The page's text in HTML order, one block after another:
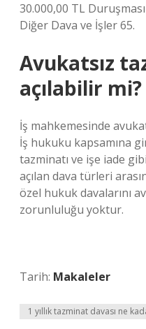
30.000,00 TL
Diğer Dava ve İşler 65.
Avukatsız
açılabilir mi?
İş mahkemesinde
İş hukuku kapsamına
tazminatı ve işe iade
açılan dava türleri
özel hukuk davalarını
zorunluluğu yoktur.
Tarih: Makaleler
1 yıllık tazminat davası ne